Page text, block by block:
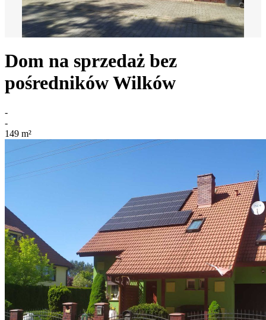
Dom na sprzedaż bez
pośrednikówWilków
-
-
149 m²